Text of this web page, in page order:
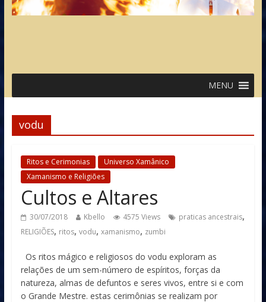
MENU
vodu
Ritos e Cerimonias
Universo Xamânico
Xamanismo e Religiões
Cultos e Altares
30/07/2018 Kbello 4575 Views praticas ancestrais,
RELIGIÕES, ritos, vodu, xamanismo, zumbi
Os ritos mágico e religiosos do vodu exploram as
relações de um sem-número de espíritos, forças da
natureza, almas de defuntos e seres vivos, entre si e com
o Grande Mestre. estas cerimônias se realizam por